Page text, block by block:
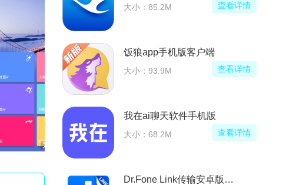
端
手机版
大小：85.2M 查看详情
饭狼app手机版客户端
大小：93.9M 查看详情
我在ai聊天软件手机版
大小：68.2M 查看详情
Dr.Fone Link传输安卓版apk